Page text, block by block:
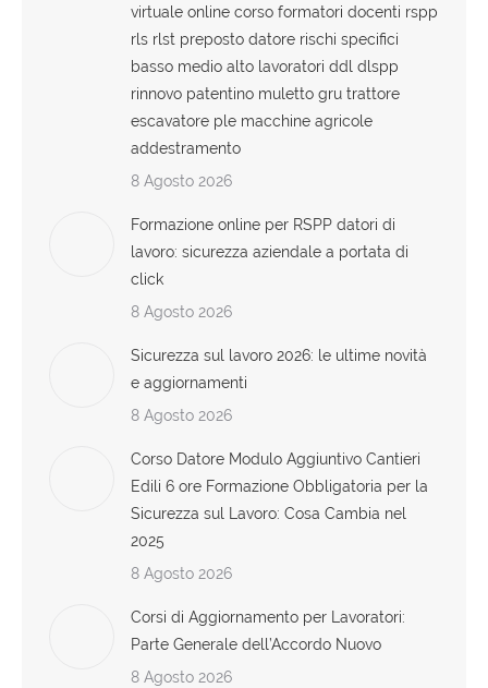
virtuale online corso formatori docenti rspp
rls rlst preposto datore rischi specifici
basso medio alto lavoratori ddl dlspp
rinnovo patentino muletto gru trattore
escavatore ple macchine agricole
addestramento
8 Agosto 2026
Formazione online per RSPP datori di
lavoro: sicurezza aziendale a portata di
click
8 Agosto 2026
Sicurezza sul lavoro 2026: le ultime novità
e aggiornamenti
8 Agosto 2026
Corso Datore Modulo Aggiuntivo Cantieri
Edili 6 ore Formazione Obbligatoria per la
Sicurezza sul Lavoro: Cosa Cambia nel
2025
8 Agosto 2026
Corsi di Aggiornamento per Lavoratori:
Parte Generale dell’Accordo Nuovo
8 Agosto 2026